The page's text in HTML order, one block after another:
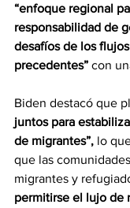
“enfoque regional
responsabilidad de
desafíos de los
precedentes” con
Biden destacó que
juntos para
de migrantes”, lo
que las
migrantes y
permitirse el lujo de